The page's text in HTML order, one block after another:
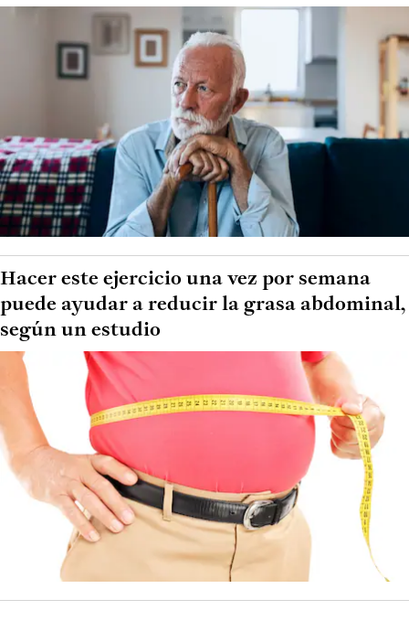
Hacer este ejercicio una vez por semana
puede ayudar a reducir la grasa abdominal,
según un estudio